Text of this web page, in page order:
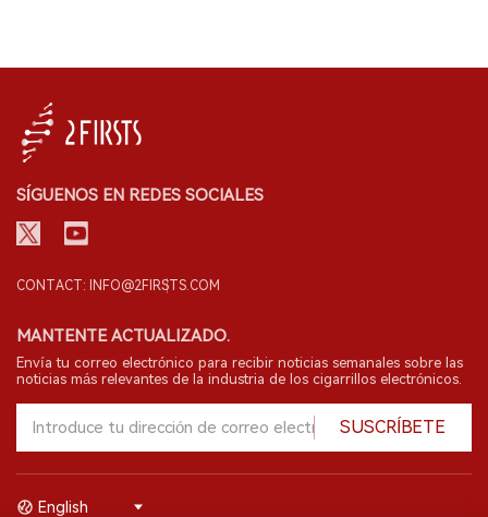
SÍGUENOS EN REDES SOCIALES
CONTACT: INFO@2FIRSTS.COM
MANTENTE ACTUALIZADO.
Envía tu correo electrónico para recibir noticias semanales sobre las
noticias más relevantes de la industria de los cigarrillos electrónicos.
SUSCRÍBETE
English